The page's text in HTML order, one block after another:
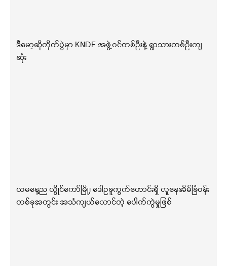
ဒီမော့ဆိုတိုက်ပွဲမှာ KNDF အဖွဲ့ဝင်တစ်ဦးနဲ့ ရွာသားတစ်ဦးကျ
ဆုံး
ယမနေ့ည လွိုင်ကော်မြို့၊ ဒေါဥခူကွက်ဟောင်းရှိ လူနေအိမ်ခြံဝန်း
တစ်ခုအတွင်း အသံကျယ်လောင်တဲ့ ပေါက်ကွဲမှုဖြစ်